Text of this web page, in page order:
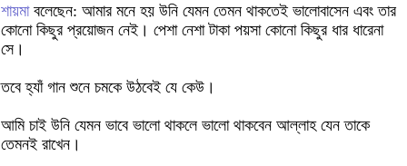
শায়মাবলেছেন: আমার মনে হয় উনি যেমন তেমন থাকতেই ভালোবাসেন এবং তার
কোনো কিছুর প্রয়োজন নেই। পেশা নেশা টাকা পয়সা কোনো কিছুর ধার ধারেনা
সে।
তবে হ্যাঁ গান শুনে চমকে উঠবেই যে কেউ।
আমি চাই উনি যেমন ভাবে ভালো থাকলে ভালো থাকবেন আল্লাহ যেন তাকে
তেমনই রাখেন।